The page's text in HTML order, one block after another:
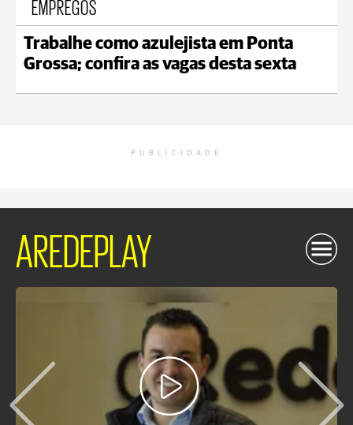
EMPREGOS
Trabalhe como azulejista em Ponta
Grossa; confira as vagas desta sexta
PUBLICIDADE
AREDEPLAY